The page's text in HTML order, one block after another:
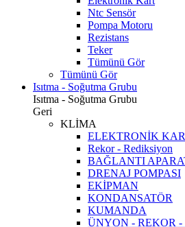
Ntc Sensör
Pompa Motoru
Rezistans
Teker
Tümünü Gör
Tümünü Gör
Isıtma - Soğutma Grubu
Isıtma - Soğutma Grubu
Geri
KLİMA
ELEKTRONİK
Rekor - Rediksiyon
BAĞLANTI
DRENAJ POMPASI
EKİPMAN
KONDANSATÖR
KUMANDA
ÜNYON - REKOR